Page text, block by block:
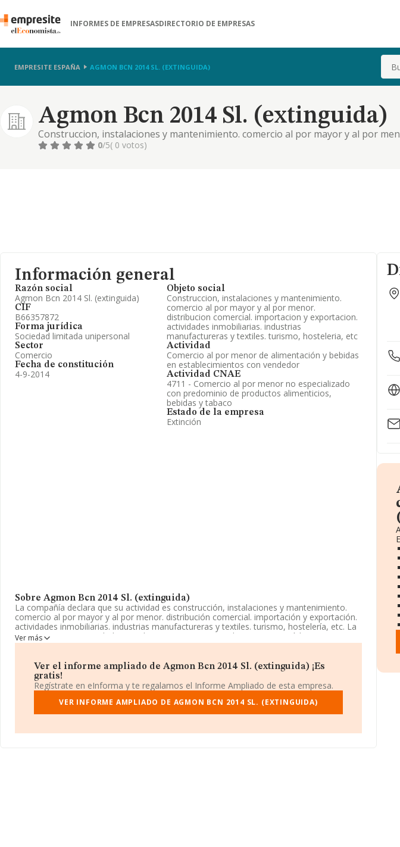
INFORMES DE EMPRESASDIRECTORIO DE EMPRESAS
EMPRESITE ESPAÑA AGMON BCN 2014 SL. (EXTINGUIDA)
Agmon Bcn 2014 Sl. (extinguida)
Construccion, instalaciones y mantenimiento. comercio al por mayor y al por
comercial. importacion y exportacion. actividades inmobiliarias. industrias
0/5( 0 votos)
Información general
Razón social
Agmon Bcn 2014 Sl. (extinguida)
CIF
B66357872
Forma jurídica
Sociedad limitada unipersonal
Sector
Comercio
Fecha de constitución
4-9-2014
Objeto social
Construccion, instalaciones y mantenimiento.
comercio al por mayor y al por menor.
distribucion comercial. importacion y exportacion.
actividades inmobiliarias. industrias
manufactureras y textiles. turismo, hosteleria, etc
Actividad
Comercio al por menor de alimentación y bebidas
en establecimientos con vendedor
Actividad CNAE
4711 - Comercio al por menor no especializado
con predominio de productos alimenticios,
bebidas y tabaco
Estado de la empresa
Extinción
Sobre Agmon Bcn 2014 Sl. (extinguida)
La compañía declara que su actividad es construcción, instalaciones y mantenimiento.
comercio al por mayor y al por menor. distribución comercial. importación y exportación.
actividades inmobiliarias. industrias manufactureras y textiles. turismo, hostelería, etc. La
empresa es una Sociedad Limitada. Su CNAE corresponde a 4711 con código 'Comercio
al por menor en establecimientos no especializados, con predominio en productos
La compañía
Agmon Bcn 2014 S.L. (extinguida)
, con número de identificación fiscal
B66357872, tiene domicilio fiscal en Calle Marcel·li Esquius núm. 60 Bj Td 2, (08906),
L'hospitalet De Llobregat, provincia de Barcelona, Cataluña.
En base a la información de la que dispone INFORMA sobre 21.791 compañías, en el
un promedio de facturación de 4 millones de euros entre todas las compañías.
Ver más
Ver el informe ampliado de Agmon Bcn 2014 Sl. (extinguida) ¡Es
gratis!
Regístrate en eInforma y te regalamos el Informe Ampliado de esta empresa.
VER INFORME AMPLIADO DE AGMON BCN 2014 SL. (EXTINGUIDA)